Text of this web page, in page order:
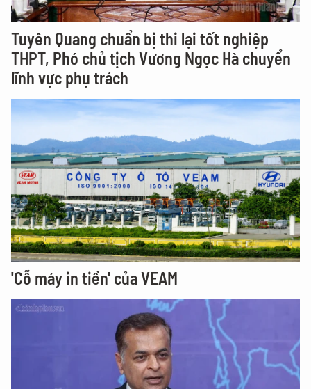
Tuyên Quang chuẩn bị thi lại tốt nghiệp
THPT, Phó chủ tịch Vương Ngọc Hà chuyển
lĩnh vực phụ trách
'Cỗ máy in tiền' của VEAM